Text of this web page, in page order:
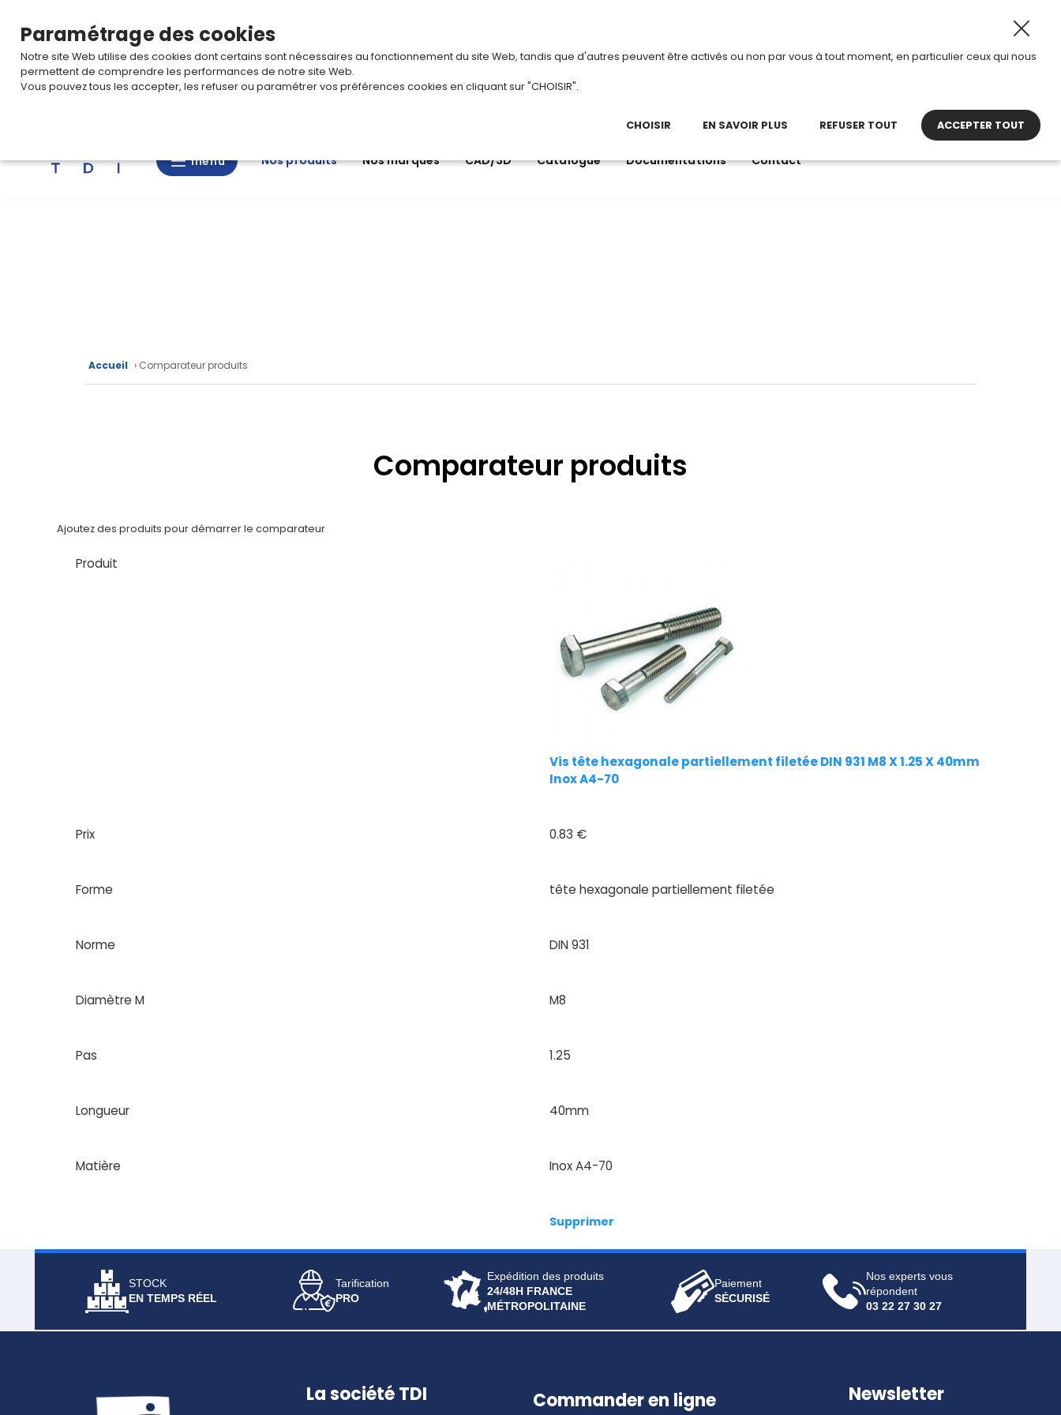
Du 3 au 28 août 2026, TDI passe en mode été.• Horaires
Fiches
techniques
panier
menu
menu Nos produits Nos marques CAD/3D Catalogue Documentations Contact
Accueil › Comparateur produits
Comparateur produits
Ajoutez des produits pour démarrer le comparateur
Produit
Vis tête hexagonale partiellement filetée DIN 931 M8 X 1.25 X 40mm
Inox A4-70
Prix 0.83 €
Forme tête hexagonale partiellement filetée
Norme DIN 931
Diamètre M M8
Pas 1.25
Longueur 40mm
Matière Inox A4-70
Supprimer
STOCK
EN TEMPS RÉEL
Tarification
PRO
Expédition des produits
24/48H FRANCE
MÉTROPOLITAINE
Paiement
SÉCURISÉ
Nos experts vous
répondent
03 22 27 30 27
La société TDI Commander en ligne Newsletter
Paramétrage des cookies
Notre site Web utilise des cookies dont certains sont nécessaires au fonctionnement du site Web, tandis que d'autres peuvent être activés ou non par vous à tout moment, en particulier ceux qui nous
permettent de comprendre les performances de notre site Web.
Vous pouvez tous les accepter, les refuser ou paramétrer vos préférences cookies en cliquant sur "CHOISIR".
CHOISIR EN SAVOIR PLUS REFUSER TOUT ACCEPTER TOUT